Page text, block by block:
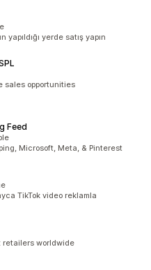
yapıldığı yerde satış yapın
sales opportunities
Feed
Microsoft, Meta, & Pinterest
TikTok video reklamla
retailers worldwide